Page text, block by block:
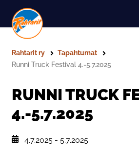
Siirry sivun sisältöön
Rahtarit ry
Tapahtumat
Runni Truck Festival 4.-5.7.2025
RUNNI TRUCK
4.-5.7.2025
, Tapahtuman päiväys:
4.7.2025 - 5.7.2025